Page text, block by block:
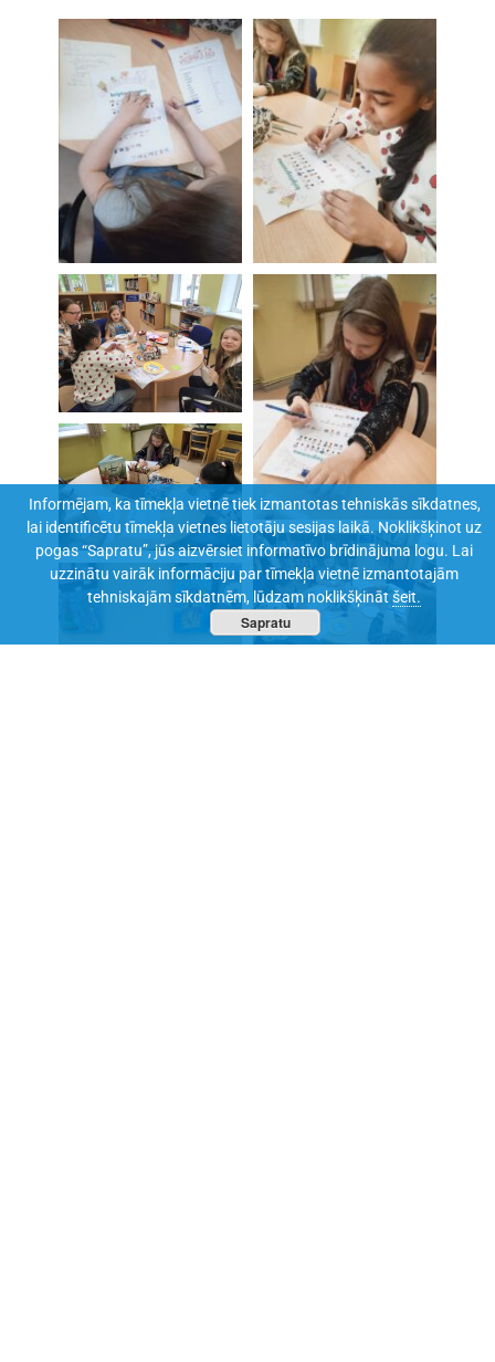
Informējam, ka tīmekļa vietnē tiek izmantotas tehniskās sīkdatnes,
lai identificētu tīmekļa vietnes lietotāju sesijas laikā. Noklikšķinot uz
pogas “Sapratu”, jūs aizvērsiet informatīvo brīdinājuma logu. Lai
uzzinātu vairāk informāciju par tīmekļa vietnē izmantotajām
tehniskajām sīkdatnēm, lūdzam noklikšķinātšeit.
Sapratu